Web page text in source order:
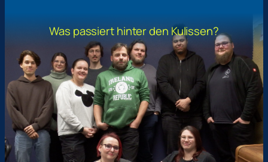
Was passiert hinter den Kulissen?